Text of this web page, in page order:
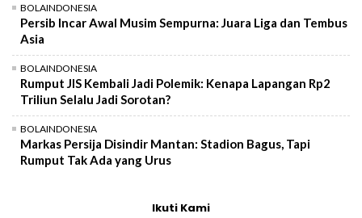
BOLAINDONESIA
Persib Incar Awal Musim Sempurna: Juara Liga dan Tembus
Asia
BOLAINDONESIA
Rumput JIS Kembali Jadi Polemik: Kenapa Lapangan Rp2
Triliun Selalu Jadi Sorotan?
BOLAINDONESIA
Markas Persija Disindir Mantan: Stadion Bagus, Tapi
Rumput Tak Ada yang Urus
Ikuti Kami